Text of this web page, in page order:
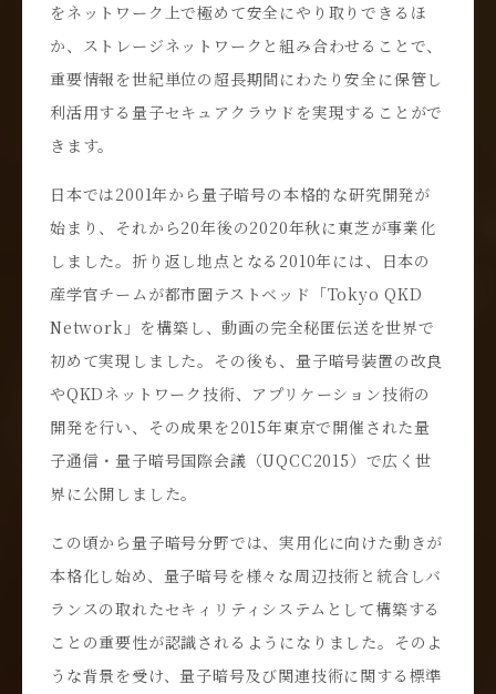
をネットワーク上で極めて安全にやり取りできるほ
か、ストレージネットワークと組み合わせることで、
重要情報を世紀単位の超長期間にわたり安全に保管し
利活用する量子セキュアクラウドを実現することがで
きます。
日本では2001年から量子暗号の本格的な研究開発が
始まり、それから20年後の2020年秋に東芝が事業化
しました。折り返し地点となる2010年には、日本の
産学官チームが都市圏テストベッド「Tokyo QKD
Network」を構築し、動画の完全秘匿伝送を世界で
初めて実現しました。その後も、量子暗号装置の改良
やQKDネットワーク技術、アプリケーション技術の
開発を行い、その成果を2015年東京で開催された量
子通信・量子暗号国際会議（UQCC2015）で広く世
界に公開しました。
この頃から量子暗号分野では、実用化に向けた動きが
本格化し始め、量子暗号を様々な周辺技術と統合しバ
ランスの取れたセキィリティシステムとして構築する
ことの重要性が認識されるようになりました。そのよ
うな背景を受け、量子暗号及び関連技術に関する標準